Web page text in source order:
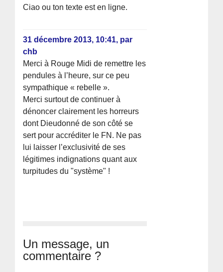
Ciao ou ton texte est en ligne.
31 décembre 2013, 10:41, par
chb
Merci à Rouge Midi de remettre les
pendules à l’heure, sur ce peu
sympathique « rebelle ».
Merci surtout de continuer à
dénoncer clairement les horreurs
dont Dieudonné de son côté se
sert pour accréditer le FN. Ne pas
lui laisser l’exclusivité de ses
légitimes indignations quant aux
turpitudes du "système" !
Un message, un
commentaire ?